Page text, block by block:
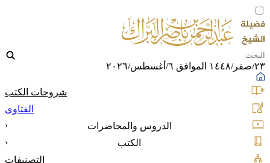
٢٣/صفر/١٤٤٨ الموافق ٦/أغسطس/٢٠٢٦
شروحات الكتب
الفتاوى
الدروس والمحاضرات
‹
الكتب
‹
التصنيفات